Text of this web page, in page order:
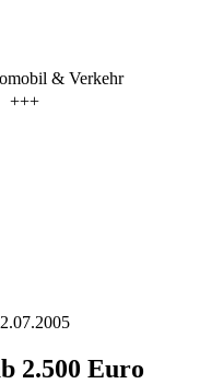
& Verkehr
+++
2.500 Euro